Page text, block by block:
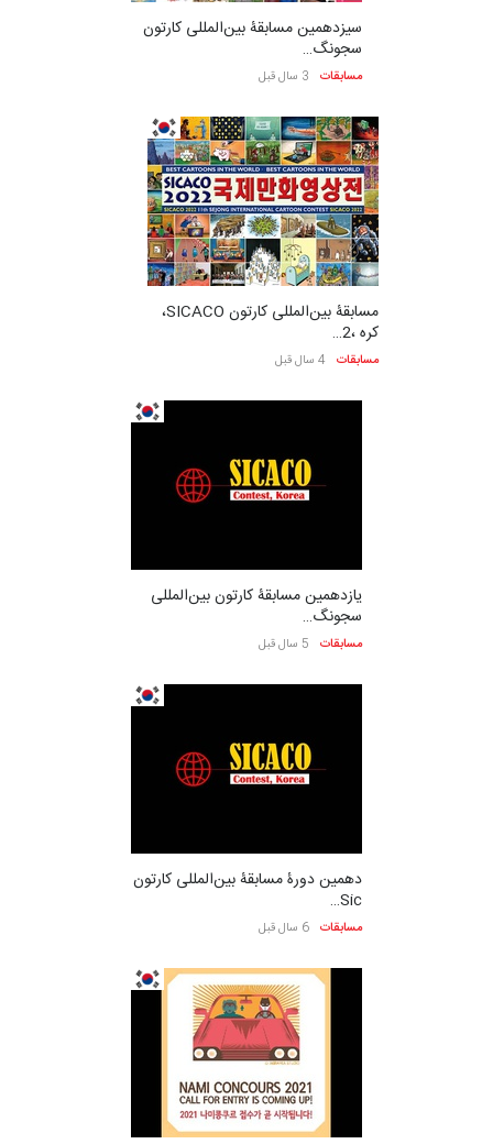
سیزدهمین مسابقۀ بین‌المللی کارتون
سجونگ…
مسابقات 3 سال قبل
مسابقۀ بین‌المللی کارتون SICACO،
کره ،2…
مسابقات 4 سال قبل
یازدهمین مسابقۀ کارتون بین‌المللی
سجونگ…
مسابقات 5 سال قبل
دهمین دورۀ مسابقۀ بین‌المللی کارتون
Sic…
مسابقات 6 سال قبل